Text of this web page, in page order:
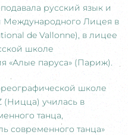
русский язык и
Международного Лицея в
de Vallonne), в лицее
школе
«Алые паруса» (Париж).
школе
(Ницца) училась в
танца,
современного танца»